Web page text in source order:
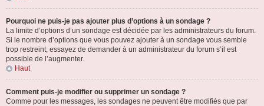
Pourquoi ne puis-je pas ajouter plus d’options à un sondage ?
La limite d’options d’un sondage est décidée par les administrateurs du forum.
Si le nombre d’options que vous pouvez ajouter à un sondage vous semble
trop restreint, essayez de demander à un administrateur du forum s’il est
possible de l’augmenter.
Haut
Comment puis-je modifier ou supprimer un sondage ?
Comme pour les messages, les sondages ne peuvent être modifiés que par